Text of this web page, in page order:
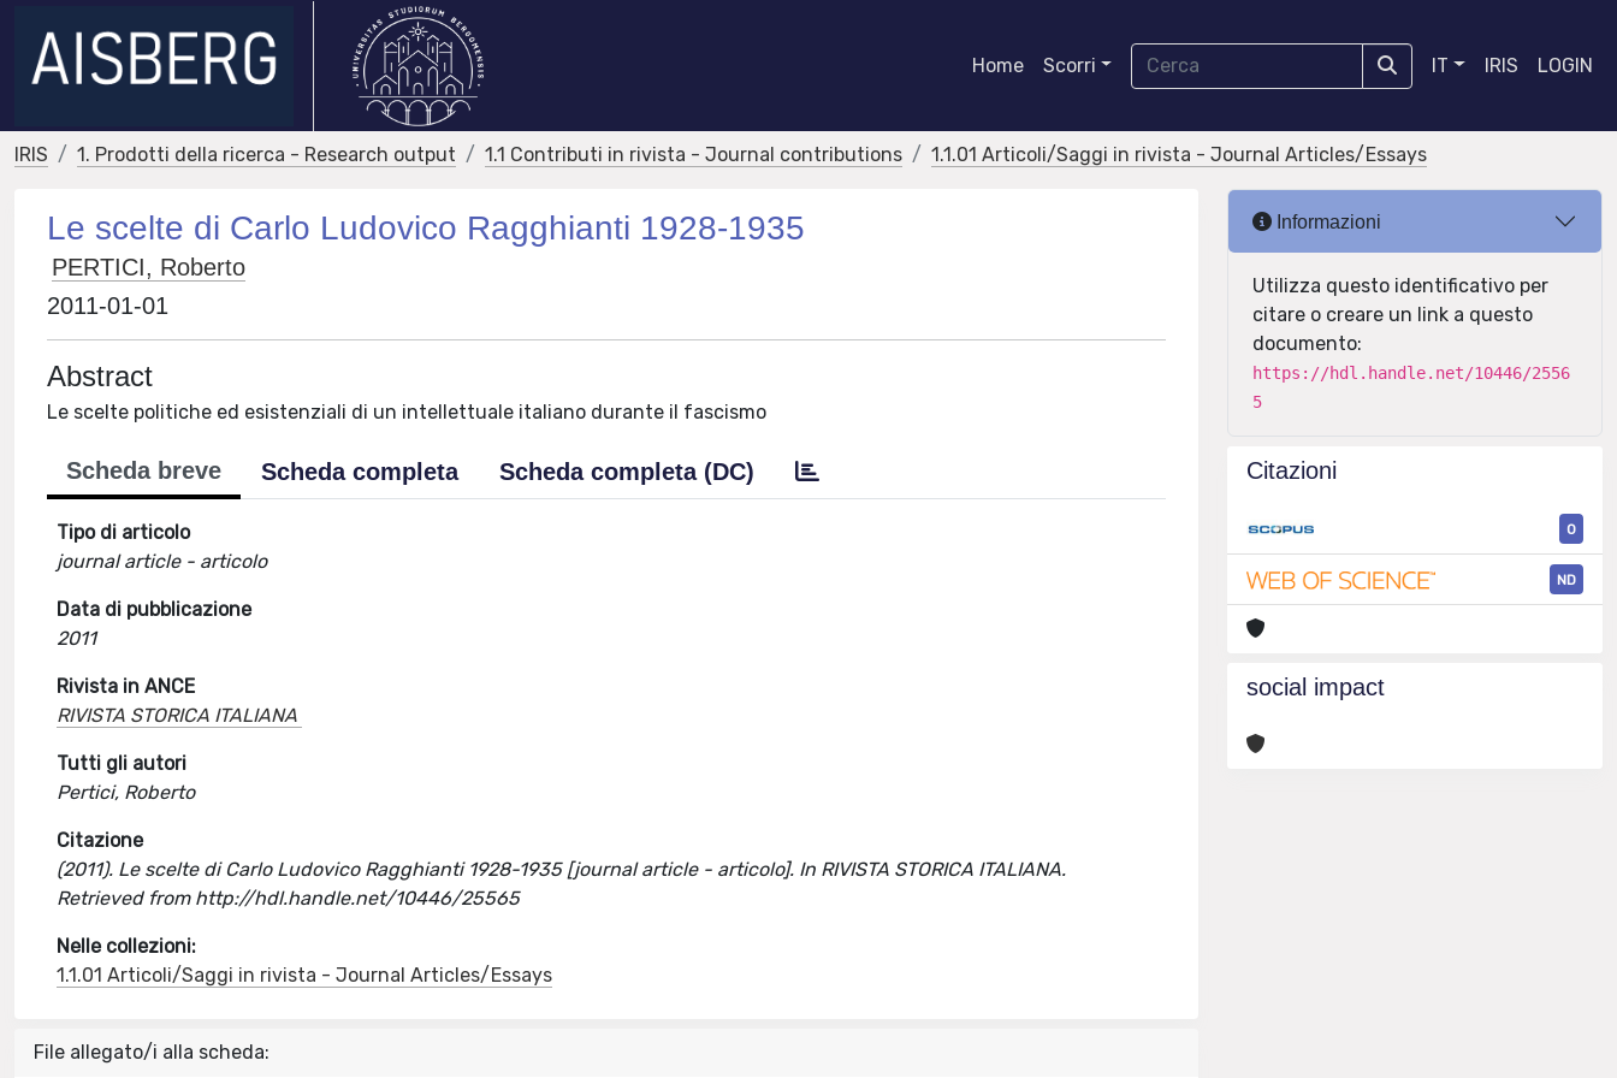
Home Scorri IT IRIS LOGIN
IRIS 1. Prodotti della ricerca - Research output 1.1 Contributi in rivista - Journal contributions 1.1.01 Articoli/Saggi in rivista - Journal Articles/Essays
Le scelte di Carlo Ludovico Ragghianti 1928-1935
PERTICI, Roberto
2011-01-01
Abstract
Le scelte politiche ed esistenziali di un intellettuale italiano durante il fascismo
Scheda breve Scheda completa Scheda completa (DC)
Tipo di articolo
journal article - articolo
Data di pubblicazione
2011
Rivista in ANCE
RIVISTA STORICA ITALIANA
Tutti gli autori
Pertici, Roberto
Citazione
(2011). Le scelte di Carlo Ludovico Ragghianti 1928-1935 [journal article - articolo]. In RIVISTA STORICA ITALIANA.
Retrieved from http://hdl.handle.net/10446/25565
Nelle collezioni:
1.1.01 Articoli/Saggi in rivista - Journal Articles/Essays
File allegato/i alla scheda:
Informazioni
Utilizza questo identificativo per
citare o creare un link a questo
documento:
https://hdl.handle.net/10446/2556
5
Citazioni
0
ND
social impact